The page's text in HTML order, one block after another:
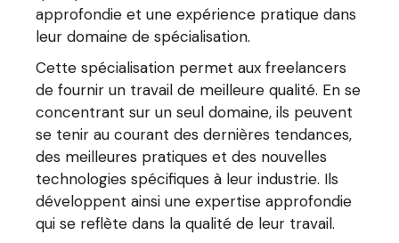
approfondie et une expérience pratique dans
leur domaine de spécialisation.
Cette spécialisation permet aux freelancers
de fournir un travail de meilleure qualité. En se
concentrant sur un seul domaine, ils peuvent
se tenir au courant des dernières tendances,
des meilleures pratiques et des nouvelles
technologies spécifiques à leur industrie. Ils
développent ainsi une expertise approfondie
qui se reflète dans la qualité de leur travail.